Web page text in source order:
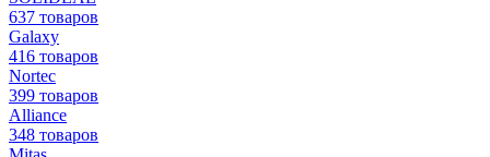
637 товаров
Galaxy
416 товаров
Nortec
399 товаров
Alliance
348 товаров